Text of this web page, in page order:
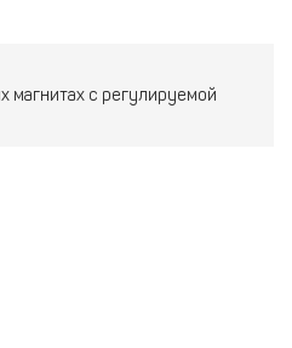
магнитах с регулируемой